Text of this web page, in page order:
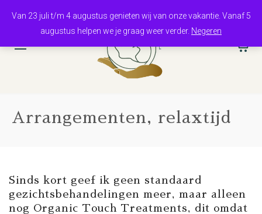
Van 23 juli t/m 4 augustus genieten wij van onze vakantie. Vanaf 5
augustus helpen we je graag weer verder. Negeren
Arrangementen, relaxtijd
Sinds kort geef ik geen standaard
gezichtsbehandelingen meer, maar alleen
nog Organic Touch Treatments, dit omdat